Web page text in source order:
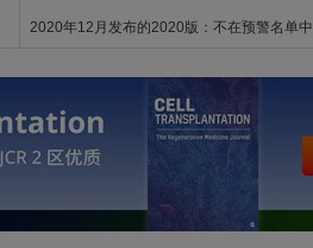
2020年12月发布的2020版：不在预警名单中